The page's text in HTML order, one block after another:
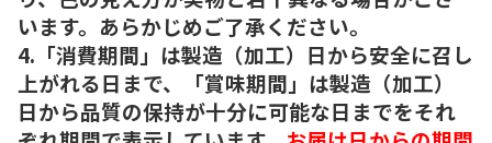
います。あらかじめご了承ください。
4.「消費期間」は製造（加工）日から安全に召し
上がれる日まで、「賞味期間」は製造（加工）
日から品質の保持が十分に可能な日までをそれ